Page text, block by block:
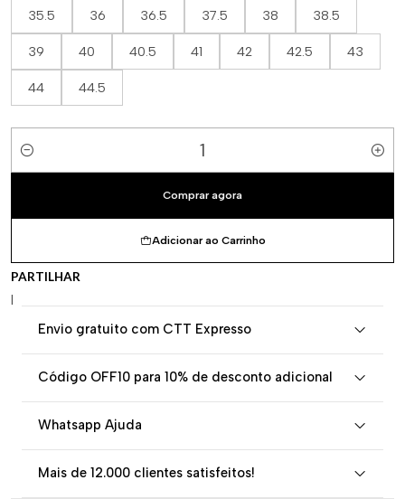
35.5 36 36.5 37.5 38 38.5
39 40 40.5 41 42 42.5 43
44 44.5
Quantidade
Adicionar ao Carrinho
Comprar agora
PARTILHAR
|
Envio gratuito com CTT Expresso
Código OFF10 para 10% de desconto adicional
Whatsapp Ajuda
Mais de 12.000 clientes satisfeitos!